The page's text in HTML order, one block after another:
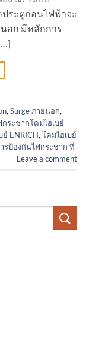
ระตูก่อนไฟฟ้าจะ
อก มีหลักการ
,Surge ภายนอก,
ระชากโคมไฮเบย์
ย์ ENRICH,โคมไฮเบย์
รป้องกันไฟกระชาก ที่
Leave a comment